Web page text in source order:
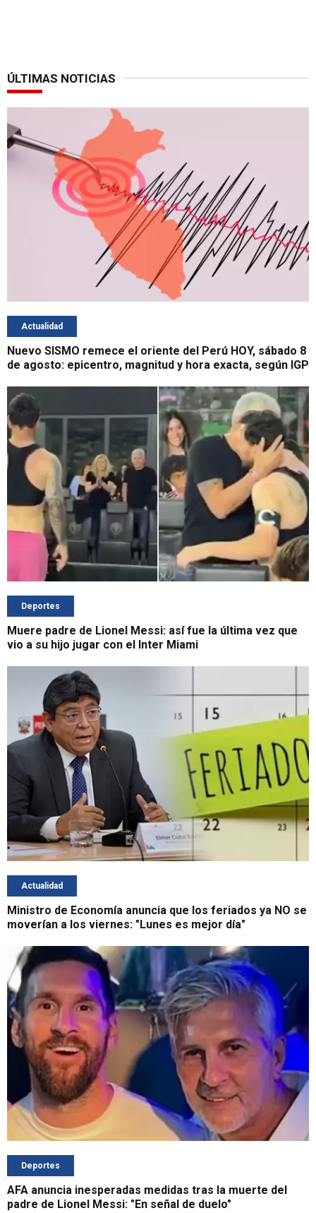
ÚLTIMAS NOTICIAS
Actualidad
Nuevo SISMO remece el oriente del Perú HOY, sábado 8
de agosto: epicentro, magnitud y hora exacta, según IGP
Deportes
Muere padre de Lionel Messi: así fue la última vez que
vio a su hijo jugar con el Inter Miami
Actualidad
Ministro de Economía anuncia que los feriados ya NO se
moverían a los viernes: "Lunes es mejor día"
Deportes
AFA anuncia inesperadas medidas tras la muerte del
padre de Lionel Messi: "En señal de duelo"